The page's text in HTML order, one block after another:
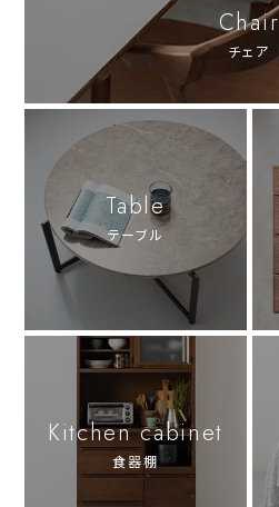
Chair
チェア
Table
テーブル
Kitchen cabinet
食器棚